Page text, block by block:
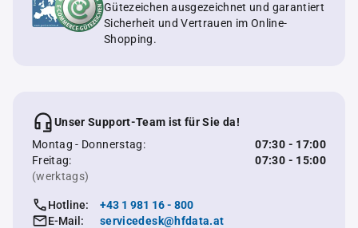
Gütezeichen ausgezeichnet und garantiert
Sicherheit und Vertrauen im Online-
Shopping.
Unser Support-Team ist für Sie da!
Montag - Donnerstag:
07:30 - 17:00
Freitag:
07:30 - 15:00
(werktags)
Hotline:
+43 1 981 16 - 800
E-Mail:
servicedesk@hfdata.at